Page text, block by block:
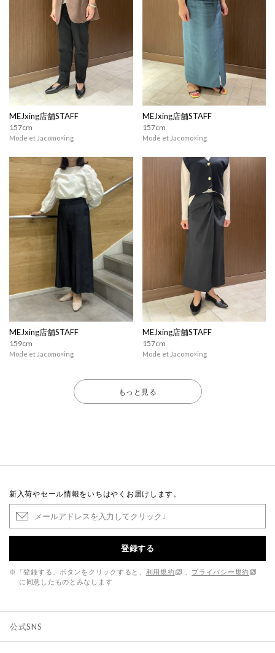
MEJxing店舗STAFF
157cm
Mode et Jacomo×ing
MEJxing店舗STAFF
157cm
Mode et Jacomo×ing
MEJxing店舗STAFF
159cm
Mode et Jacomo×ing
MEJxing店舗STAFF
157cm
Mode et Jacomo×ing
もっと見る
新入荷やセール情報をいちはやくお届けします。
登録する
※「登録する」ボタンをクリックすると、 利用規約
プライバシー規約
に同意したものとみなします
公式SNS